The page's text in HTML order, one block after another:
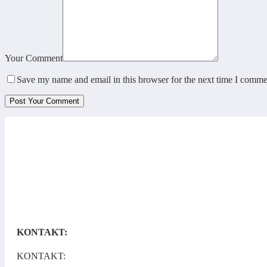
Your Comment
Save my name and email in this browser for the next time I
KONTAKT:
KONTAKT: